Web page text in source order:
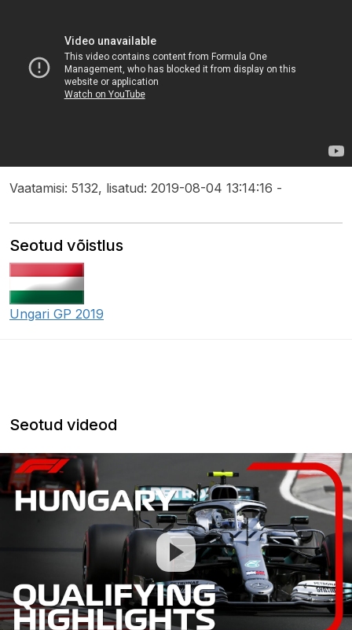
Vaatamisi: 5132, lisatud: 2019-08-04 13:14:16 -
Seotud võistlus
Ungari GP 2019
Seotud videod